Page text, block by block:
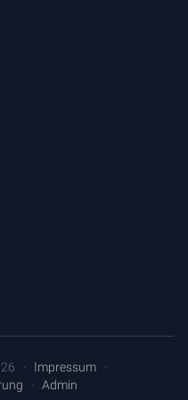
Impressum
Admin